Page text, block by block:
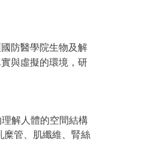
防醫學院生物及解
與虛擬的環境，研
解人體的空間結構
糜管、肌纖維、腎絲